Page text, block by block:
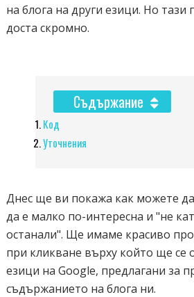
на блога на други езици. Но тази
доста скромно.
Съдържание
Код
Уточнения
Днес ще ви покажа как можете да
да е малко по-интересна и "не
останали". Ще имаме красиво
при кликване върху който ще се
езици на Google, предлагани за
съдържанието на блога ни.